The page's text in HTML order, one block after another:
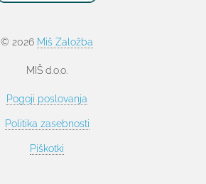
© 2026 Miš Založba
MIŠ d.o.o.
Pogoji poslovanja
Politika zasebnosti
Piškotki